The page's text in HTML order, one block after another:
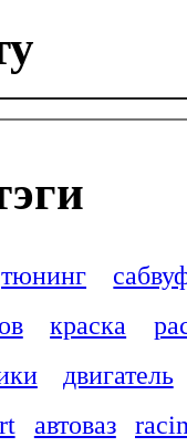
тюнинг
краска
двигатель
автоваз